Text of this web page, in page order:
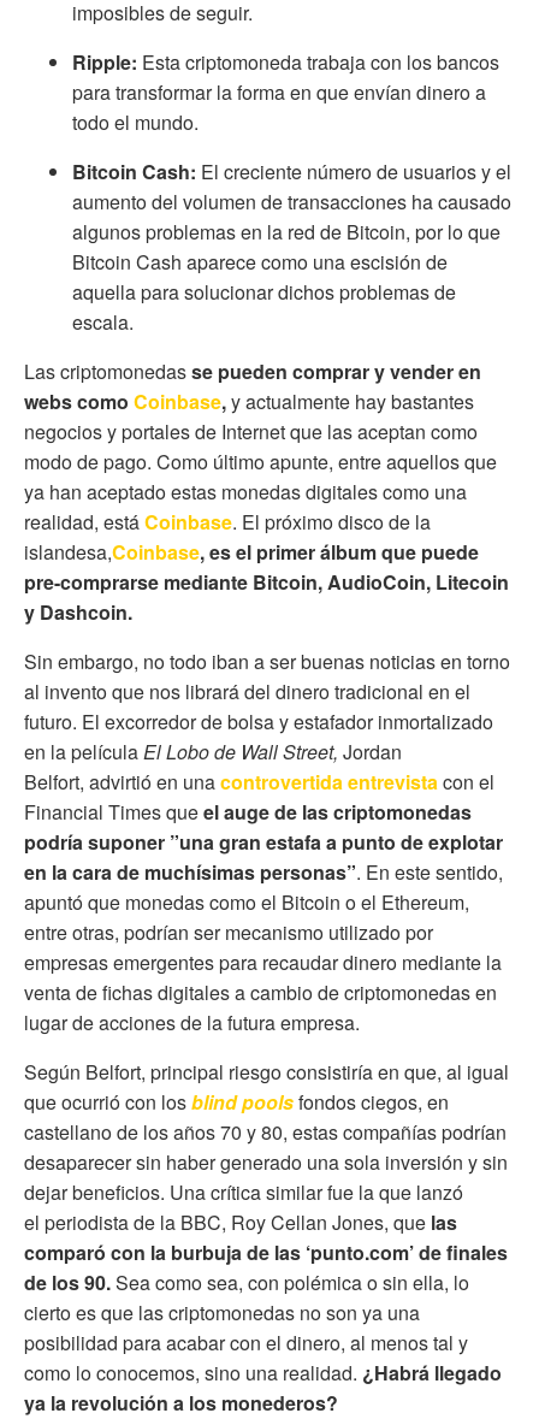
imposibles de seguir.
Ripple: Esta criptomoneda trabaja con los bancos
para transformar la forma en que envían dinero a
todo el mundo.
Bitcoin Cash: El creciente número de usuarios y el
aumento del volumen de transacciones ha causado
algunos problemas en la red de Bitcoin, por lo que
Bitcoin Cash aparece como una escisión de
aquella para solucionar dichos problemas de
escala.
Las criptomonedasse pueden comprar y vender en
webs como Coinbase,y actualmente hay bastantes
negocios y portales de Internet que las aceptan como
modo de pago. Como último apunte, entre aquellos que
ya han aceptado estas monedas digitales como una
realidad, estáCoinbase. El próximo disco de la
islandesa,Coinbase, es el primer álbum que puede
pre-comprarse mediante Bitcoin, AudioCoin, Litecoin
y Dashcoin.
Sin embargo, no todo iban a ser buenas noticias en torno
al invento que nos librará del dinero tradicional en el
futuro. El excorredor de bolsa y estafador inmortalizado
en la películaEl Lobo de Wall Street, Jordan
Belfort, advirtió en unacontrovertida entrevistacon el
Financial Times queel auge de las criptomonedas
podría suponer ”una gran estafa a punto de explotar
en la cara de muchísimas personas”. En este sentido,
apuntó que monedas como el Bitcoin o el Ethereum,
entre otras, podrían sermecanismo utilizado por
empresas emergentes para recaudar dinero mediante la
venta de fichas digitales a cambio de criptomonedas en
lugar de acciones de la futura empresa.
Según Belfort, principal riesgo consistiría en que, al igual
que ocurrió con losblind poolsfondos ciegos, en
castellano de los años 70 y 80, estas compañías podrían
desaparecer sin haber generado una sola inversión y sin
dejar beneficios. Una crítica similar fue la que lanzó
el periodista de la BBC, Roy Cellan Jones, que las
comparó con la burbuja de las ‘punto.com’ de finales
de los 90.Sea como sea, con polémica o sin ella, lo
cierto es que las criptomonedas no son ya una
posibilidad para acabar con el dinero, al menos tal y
como lo conocemos, sino una realidad. ¿Habrá llegado
ya la revolución a los monederos?